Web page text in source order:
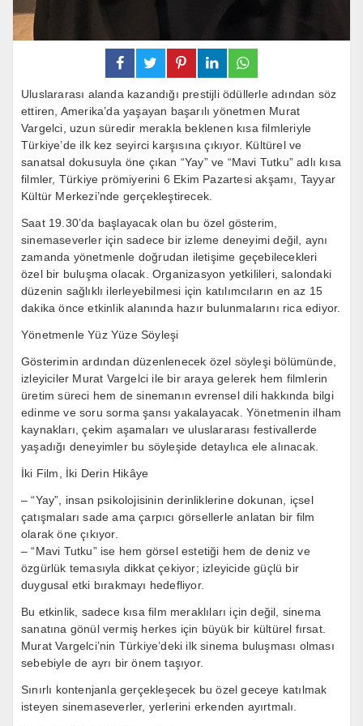
Uluslararası alanda kazandığı prestijli ödüllerle adından söz
ettiren, Amerika’da yaşayan başarılı yönetmen Murat
Vargelci, uzun süredir merakla beklenen kısa filmleriyle
Türkiye’de ilk kez seyirci karşısına çıkıyor. Kültürel ve
sanatsal dokusuyla öne çıkan “Yay” ve “Mavi Tutku” adlı kısa
filmler, Türkiye prömiyerini 6 Ekim Pazartesi akşamı, Tayyar
Kültür Merkezi’nde gerçekleştirecek.
Saat 19.30’da başlayacak olan bu özel gösterim,
sinemaseverler için sadece bir izleme deneyimi değil, aynı
zamanda yönetmenle doğrudan iletişime geçebilecekleri
özel bir buluşma olacak. Organizasyon yetkilileri, salondaki
düzenin sağlıklı ilerleyebilmesi için katılımcıların en az 15
dakika önce etkinlik alanında hazır bulunmalarını rica ediyor.
Yönetmenle Yüz Yüze Söyleşi
Gösterimin ardından düzenlenecek özel söyleşi bölümünde,
izleyiciler Murat Vargelci ile bir araya gelerek hem filmlerin
üretim süreci hem de sinemanın evrensel dili hakkında bilgi
edinme ve soru sorma şansı yakalayacak. Yönetmenin ilham
kaynakları, çekim aşamaları ve uluslararası festivallerde
yaşadığı deneyimler bu söyleşide detaylıca ele alınacak.
İki Film, İki Derin Hikâye
– “Yay”, insan psikolojisinin derinliklerine dokunan, içsel
çatışmaları sade ama çarpıcı görsellerle anlatan bir film
olarak öne çıkıyor.
– “Mavi Tutku” ise hem görsel estetiği hem de deniz ve
özgürlük temasıyla dikkat çekiyor; izleyicide güçlü bir
duygusal etki bırakmayı hedefliyor.
Bu etkinlik, sadece kısa film meraklıları için değil, sinema
sanatına gönül vermiş herkes için büyük bir kültürel fırsat.
Murat Vargelci’nin Türkiye’deki ilk sinema buluşması olması
sebebiyle de ayrı bir önem taşıyor.
Sınırlı kontenjanla gerçekleşecek bu özel geceye katılmak
isteyen sinemaseverler, yerlerini erkenden ayırtmalı.